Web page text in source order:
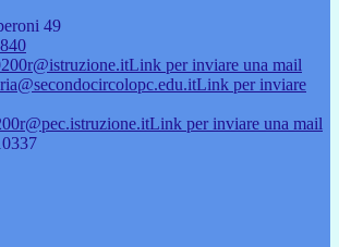
49
Link per inviare una mail
Link per inviare
Link per inviare una mail